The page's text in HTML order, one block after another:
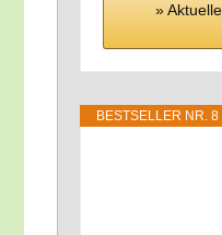
»
BEST­SEL­LER NR. 8